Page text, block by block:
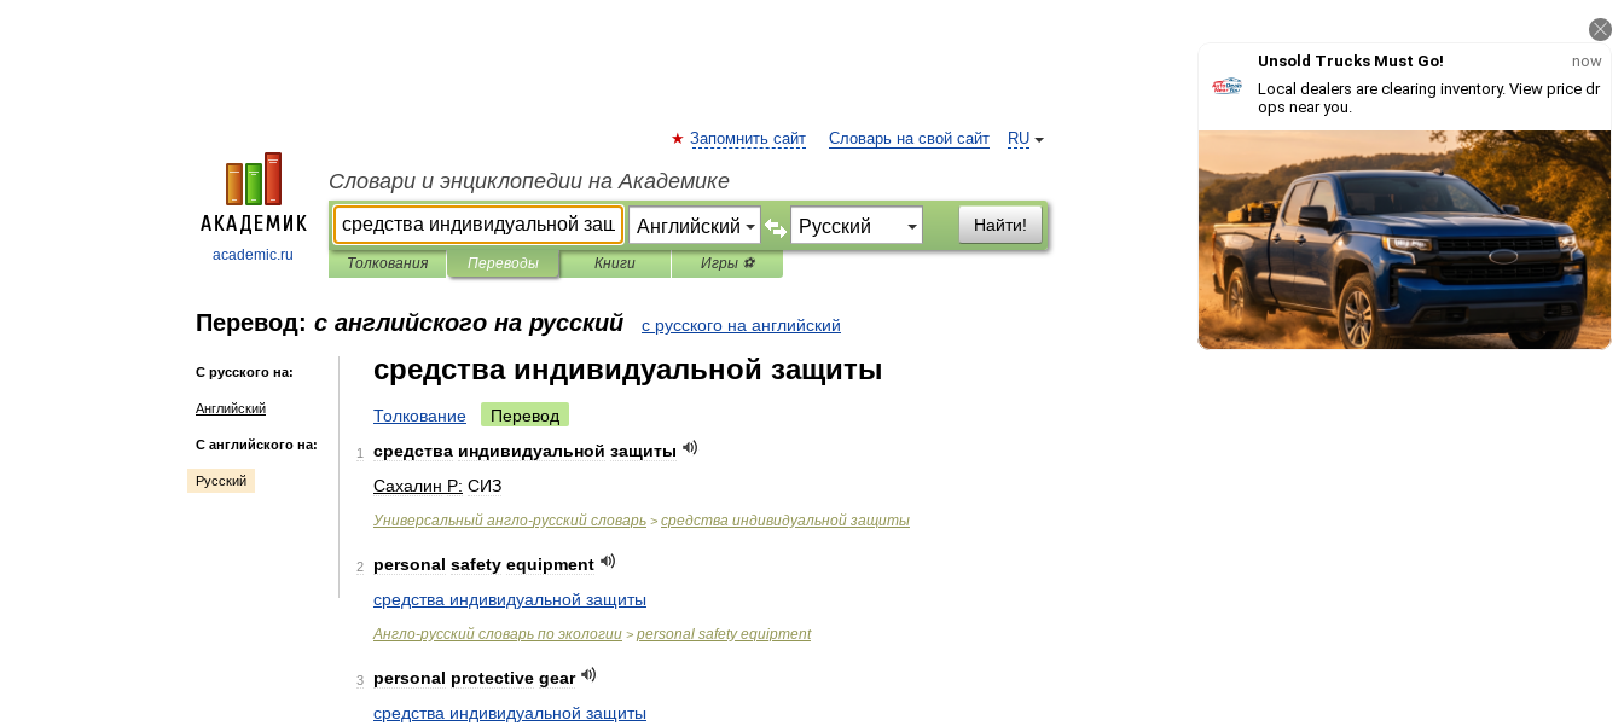
academic.ru
RU
Запомнить сайт Словарь на свой сайт
Словари и энциклопедии на Академике
Найти!
Толкования Переводы Книги Игры ⚽
Перевод: с английского на русский с русского на английский
С русского на:
Английский
С английского на:
Русский
средства индивидуальной защиты
Толкование Перевод
1 средства индивидуальной защиты
Сахалин Р: СИЗ
Универсальный англо-русский словарь > средства индивидуальной защиты
2 personal safety equipment
средства индивидуальной защиты
Англо-русский словарь по экологии > personal safety equipment
3 personal protective gear
средства индивидуальной защиты